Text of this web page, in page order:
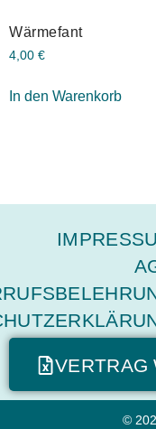
Wärmefant
4,00 €
In den Warenkorb
VERTRAG
©